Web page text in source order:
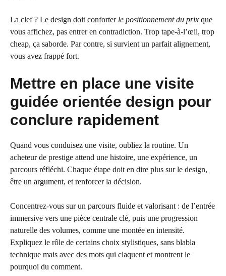
La clef ? Le design doit conforter le positionnement du prix que
vous affichez, pas entrer en contradiction. Trop tape-à-l’œil, trop
cheap, ça saborde. Par contre, si survient un parfait alignement,
vous avez frappé fort.
Mettre en place une visite
guidée orientée design pour
conclure rapidement
Quand vous conduisez une visite, oubliez la routine. Un
acheteur de prestige attend une histoire, une expérience, un
parcours réfléchi. Chaque étape doit en dire plus sur le design,
être un argument, et renforcer la décision.
Concentrez-vous sur un parcours fluide et valorisant : de l’entrée
immersive vers une pièce centrale clé, puis une progression
naturelle des volumes, comme une montée en intensité.
Expliquez le rôle de certains choix stylistiques, sans blabla
technique mais avec des mots qui claquent et montrent le
pourquoi du comment.